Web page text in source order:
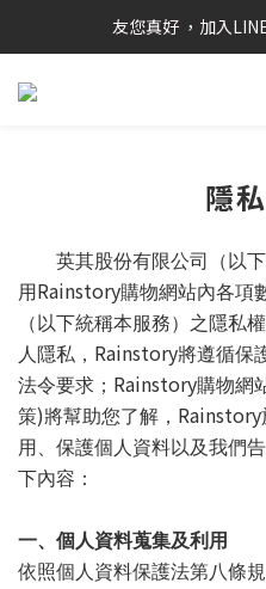
RAINSTORY會員招募中
友您真好 ，加入
RAINSTORY會員招募中
隱
英其股份有限公司（以
用 Rainstory購物網站內各項
（以下統稱本服務）之隱私
人隱私， Rainstory將遵循保
法令要求； Rainstory購物網
策)將幫助您了解， Rainstory
用、保護個人資料以及我們
下內容：
一、個人資料蒐集及利用
依照個人資料保護法第八條